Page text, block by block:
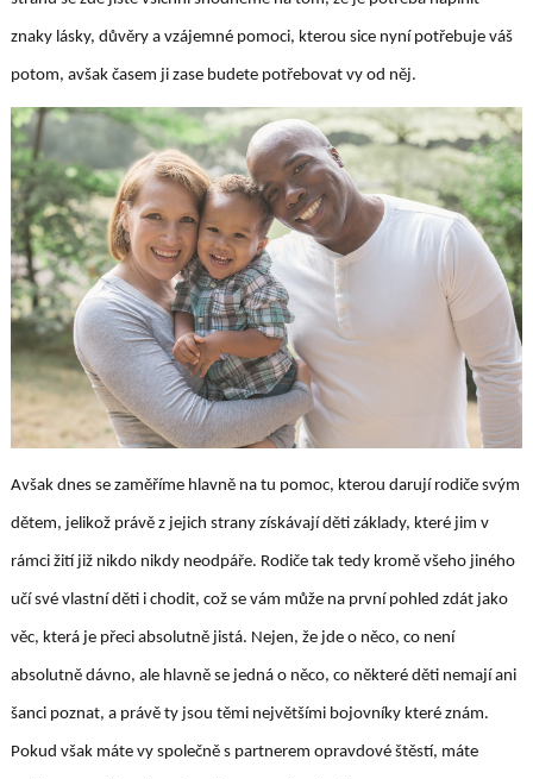
znaky lásky, důvěry a vzájemné pomoci, kterou sice nyní potřebuje váš
potom, avšak časem ji zase budete potřebovat vy od něj.
Avšak dnes se zaměříme hlavně na tu pomoc, kterou darují rodiče svým
dětem, jelikož právě z jejich strany získávají děti základy, které jim v
rámci žití již nikdo nikdy neodpáře. Rodiče tak tedy kromě všeho jiného
učí své vlastní děti i chodit, což se vám může na první pohled zdát jako
věc, která je přeci absolutně jistá. Nejen, že jde o něco, co není
absolutně dávno, ale hlavně se jedná o něco, co některé děti nemají ani
šanci poznat, a právě ty jsou těmi největšími bojovníky které znám.
Pokud však máte vy společně s partnerem opravdové štěstí, máte